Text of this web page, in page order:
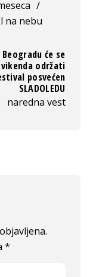
/
na nebu
Beogradu će se
održati
posvećen
SLADOLEDU
naredna vest
*